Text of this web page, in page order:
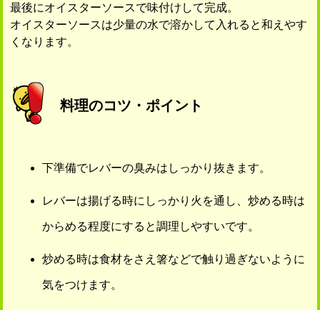
最後にオイスターソースで味付けして完成。
オイスターソースは少量の水で溶かして入れると和えやす
くなります。
料理のコツ・ポイント
下準備でレバーの臭みはしっかり抜きます。
レバーは揚げる時にしっかり火を通し、炒める時は
からめる程度にすると調理しやすいです。
炒める時は食材をさえ箸などで触り過ぎないように
気をつけます。